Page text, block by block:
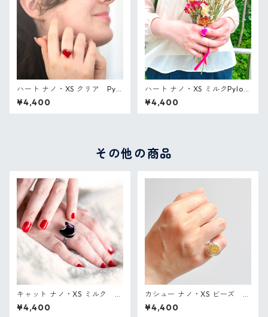
ハート ナノ・XS クリア Pylo
nes フランス ガラスのリング
¥4,400
ハート ナノ・XS ミルクPylon
es フランス ガラスのリング
¥4,400
その他の商品
キャット ナノ・XS ミルク P
ylones フランス ガラスのリン
グ
¥4,400
カシュー ナノ・XS ビーズ P
ylones フランス ガラスのリン
グ
¥4,400